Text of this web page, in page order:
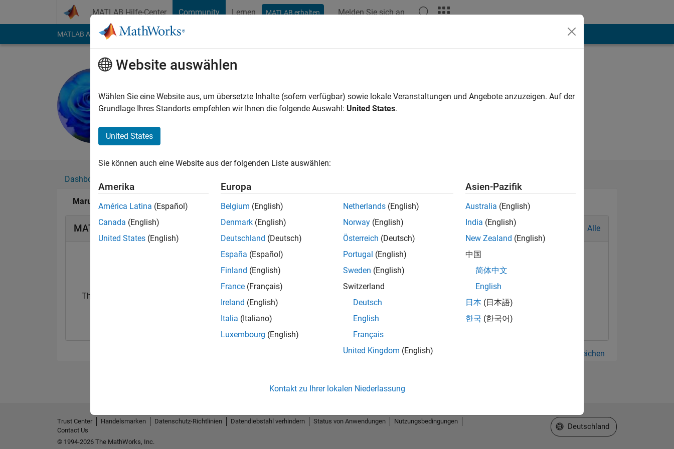
MATLAB Hilfe-Center Community Lernen MATLAB erhalten Melden Sie sich an
MATLAB Answers File Exchange Cody
Last seen: mehr als ein Jahr vor|Aktiv seit 2015
Followers:0 Following:0
Dashboard
Maruti Patil's Abzeichen
MATLAB Answers Abzeichen Alle
Thankful Level 3
Alle anzeigen Abzeichen
Website auswählen
Wählen Sie eine Website aus, um übersetzte Inhalte (sofern verfügbar) sowie lokale Veranstaltungen und Angebote anzuzeigen. Auf der
Grundlage Ihres Standorts empfehlen wir Ihnen die folgende Auswahl: United States.
United States
Sie können auch eine Website aus der folgenden Liste auswählen:
Amerika
América Latina (Español)
Canada (English)
United States (English)
Europa
Belgium (English)
Denmark (English)
Deutschland (Deutsch)
España (Español)
Finland (English)
France (Français)
Ireland (English)
Italia (Italiano)
Luxembourg (English)
Netherlands (English)
Norway (English)
Österreich (Deutsch)
Portugal (English)
Sweden (English)
Switzerland
Deutsch
English
Français
United Kingdom (English)
Asien-Pazifik
Australia (English)
India (English)
New Zealand (English)
中国
简体中文
English
日本 (日本語)
한국 (한국어)
Kontakt zu Ihrer lokalen Niederlassung
Trust Center Handelsmarken Datenschutz-Richtlinien Datendiebstahl verhindern Status von Anwendungen
Nutzungsbedingungen
Contact Us
© 1994-2026 The MathWorks, Inc.
Website auswählen
Deutschland